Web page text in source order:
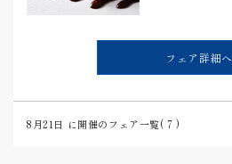
フェア詳細へ
8月21日 に開催のフェア一覧(7 )